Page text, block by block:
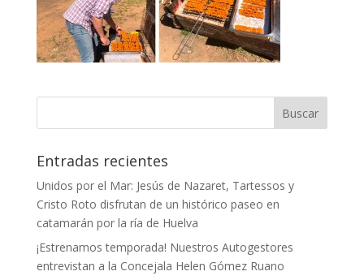
Entradas recientes
Unidos por el Mar: Jesús de Nazaret, Tartessos y
Cristo Roto disfrutan de un histórico paseo en
catamarán por la ría de Huelva
¡Estrenamos temporada! Nuestros Autogestores
entrevistan a la Concejala Helen Gómez Ruano